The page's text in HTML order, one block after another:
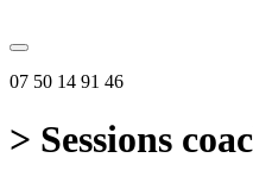
07 50 14 91 46
> Sessions